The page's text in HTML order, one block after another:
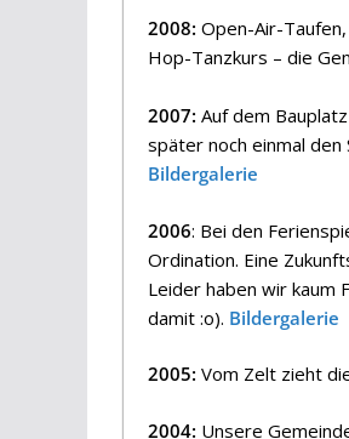
2008: Open-Air-
Hop-Tanzkurs – die
2007: Auf dem
später noch einmal
Bildergalerie
2006: Bei den
Ordination. Eine
Leider haben wir kaum
damit :o). Bildergalerie
2005: Vom Zelt zieht
2004: Unsere